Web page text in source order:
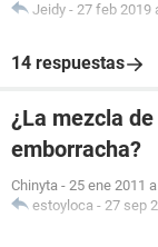
Jeidy - 27 feb 2019
14 respuestas
¿La mezcla
emborracha?
Chinyta - 25 ene 2011
estoyloca - 27 sep